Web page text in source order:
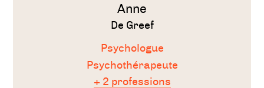
Anne
De Greef
Psychologue
Psychothérapeute
+ 2 professions